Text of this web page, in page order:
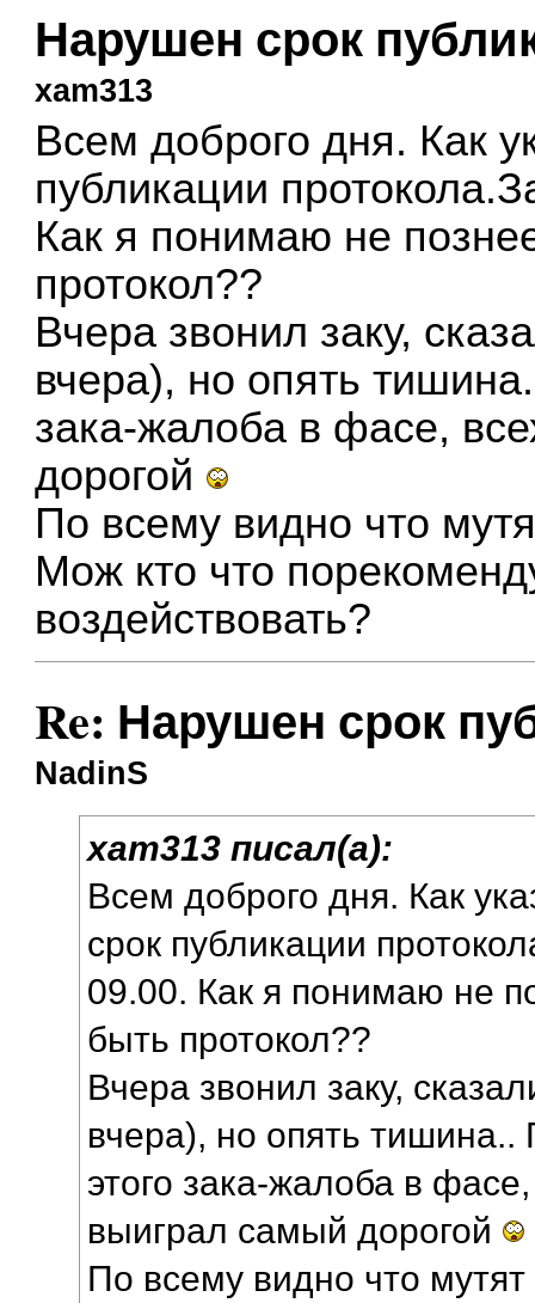
Нарушен срок
xam313
Всем доброго дня. Как
публикации
Как я понимаю не
протокол??
Вчера звонил заку,
вчера), но опять
зака-жалоба в фасе,
дорогой
По всему видно что
Мож кто что
воздействовать?
Re: Нарушен срок
NadinS
xam313 писал(а):
Всем доброго дня. Как
срок публикации
09.00. Как я понимаю не
быть протокол??
Вчера звонил заку,
вчера), но опять
этого зака-жалоба в
выиграл самый дорогой
По всему видно что мутят